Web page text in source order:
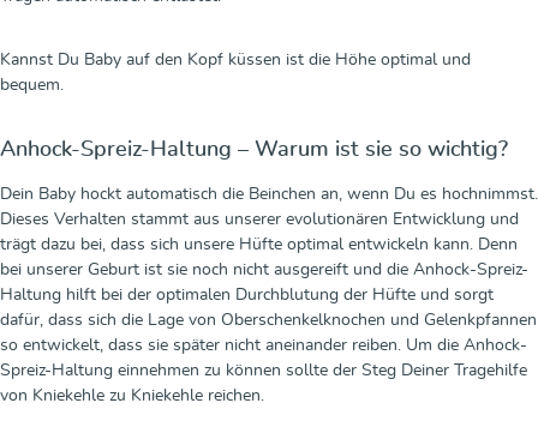
Kannst Du Baby auf den Kopf küssen ist die Höhe optimal und
bequem.
Anhock-Spreiz-Haltung – Warum ist sie so wichtig?
Dein Baby hockt automatisch die Beinchen an, wenn Du es hochnimmst.
Dieses Verhalten stammt aus unserer evolutionären Entwicklung und
trägt dazu bei, dass sich unsere Hüfte optimal entwickeln kann. Denn
bei unserer Geburt ist sie noch nicht ausgereift und die Anhock-Spreiz-
Haltung hilft bei der optimalen Durchblutung der Hüfte und sorgt
dafür, dass sich die Lage von Oberschenkelknochen und Gelenkpfannen
so entwickelt, dass sie später nicht aneinander reiben. Um die Anhock-
Spreiz-Haltung einnehmen zu können sollte der Steg Deiner Tragehilfe
von Kniekehle zu Kniekehle reichen.